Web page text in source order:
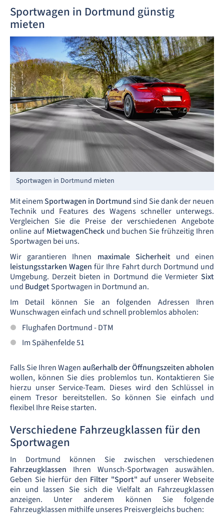
Sportwagen in Dortmund günstig
mieten
Sportwagen in Dortmund mieten
Mit einemSportwagen in Dortmundsind Sie dank der neuen
Technik und Features des Wagens schneller unterwegs.
Vergleichen Sie die Preise der verschiedenen Angebote
online auf MietwagenCheck und buchen Sie frühzeitig Ihren
Sportwagen bei uns.
Wir garantieren Ihnen maximale Sicherheitund einen
leistungsstarken Wagen für Ihre Fahrt durch Dortmund und
Umgebung. Derzeit bieten in Dortmund die Vermieter Sixt
und BudgetSportwagen in Dortmund an.
Im Detail können Sie an folgenden Adressen Ihren
Wunschwagen einfach und schnell problemlos abholen:
Flughafen Dortmund - DTM
Im Spähenfelde 51
Falls Sie Ihren Wagenaußerhalb der Öffnungszeiten abholen
wollen, können Sie dies problemlos tun. Kontaktieren Sie
hierzu unser Service-Team. Dieses wird den Schlüssel in
einem Tresor bereitstellen. So können Sie einfach und
flexibel Ihre Reise starten.
Verschiedene Fahrzeugklassen für den
Sportwagen
In Dortmund können Sie zwischen verschiedenen
Fahrzeugklassen Ihren Wunsch-Sportwagen auswählen.
Geben Sie hierfür den Filter "Sport" auf unserer Webseite
ein und lassen Sie sich die Vielfalt an Fahrzeugklassen
anzeigen. Unter anderem können Sie folgende
Fahrzeugklassen mithilfe unseres Preisvergleichs buchen: